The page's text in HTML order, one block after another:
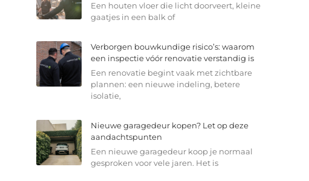
Een houten vloer die licht doorveert, kleine
gaatjes in een balk of
Verborgen bouwkundige risico’s: waarom
een inspectie vóór renovatie verstandig is
Een renovatie begint vaak met zichtbare
plannen: een nieuwe indeling, betere
isolatie,
Nieuwe garagedeur kopen? Let op deze
aandachtspunten
Een nieuwe garagedeur koop je normaal
gesproken voor vele jaren. Het is